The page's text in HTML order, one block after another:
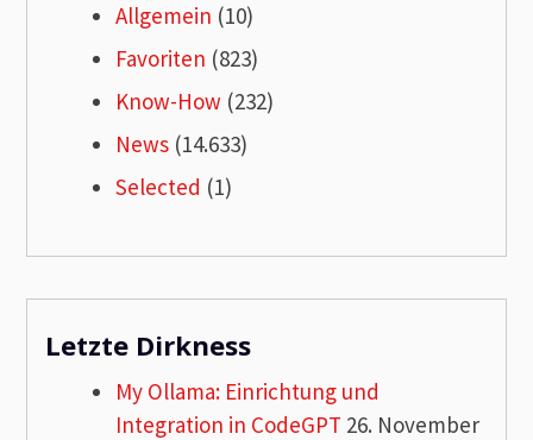
Allgemein (10)
Favoriten (823)
Know-How (232)
News (14.633)
Selected (1)
Letzte Dirkness
My Ollama: Einrichtung und
Integration in CodeGPT 26. November